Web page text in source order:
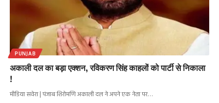
PUNJAB
अकाली दल का बड़ा एक्शन, रविकरण सिंह काहलों को पार्टी से निकाला
!
मीडिया सवेरा | पंजाब शिरोमणि अकाली दल ने अपने एक नेता पर…